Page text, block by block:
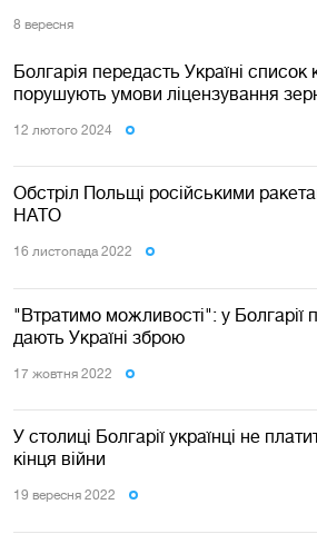
8 вересня
Болгарія передасть Україні
порушують умови ліцензування
12 лютого 2024
Обстріл Польщі російськими
НАТО
16 листопада 2022
"Втратимо можливості": у Болгарії
дають Україні зброю
17 жовтня 2022
У столиці Болгарії українці не
кінця війни
19 вересня 2022